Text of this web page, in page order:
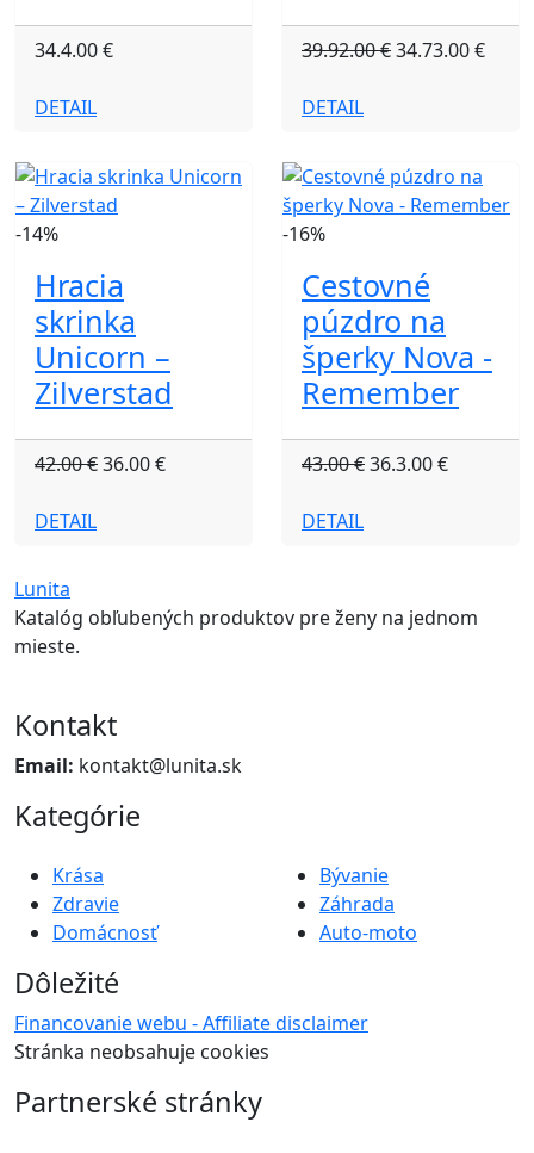
34.4.00 €
DETAIL
39.92.00 €34.73.00 €
DETAIL
-14%
Hracia
skrinka
Unicorn –
Zilverstad
42.00 €36.00 €
DETAIL
-16%
Cestovné
púzdro na
šperky Nova -
Remember
43.00 €36.3.00 €
DETAIL
Lunita
Katalóg obľubených produktov pre ženy na jednom
mieste.
Kontakt
Email: kontakt@lunita.sk
Kategórie
Krása
Zdravie
Domácnosť
Bývanie
Záhrada
Auto-moto
Dôležité
Financovanie webu - Affiliate disclaimer
Stránka neobsahuje cookies
Partnerské stránky